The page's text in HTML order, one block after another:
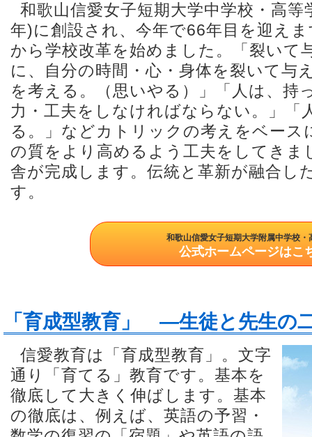
和歌山信愛女子短期大学中学校・高
年)に創設され、今年で66年目を迎え
から学校改革を始めました。「裂いて
に、自分の時間・心・身体を裂いて与
を考える。（思いやる）」「人は、持
力・工夫をしなければならない。」「
る。」などカトリックの考えをベース
の質をより高めるよう工夫をしてきま
舎が完成します。伝統と革新が融合し
す。
和歌山信愛女子短期大学附属中学校・
公式ホームページはこ
「育成型教育」 ―生徒と先生の
信愛教育は「育成型教育」。文字
通り「育てる」教育です。基本を
徹底して大きく伸ばします。基本
の徹底は、例えば、英語の予習・